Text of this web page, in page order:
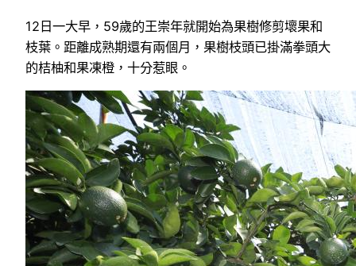
12日一大早，59歲的王崇年就開始為果樹修剪壞果和
枝葉。距離成熟期還有兩個月，果樹枝頭已掛滿拳頭大
的桔柚和果凍橙，十分惹眼。